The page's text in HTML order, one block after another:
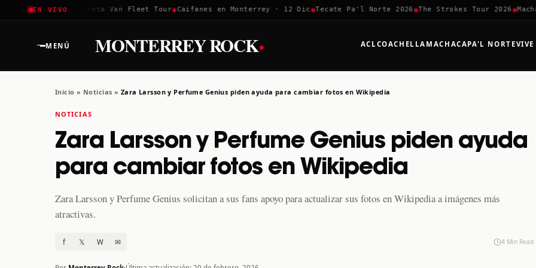
EN VIVO
Coachella 2026✱ Greta Van Fleet Tour✱Caifanes en Monterrey · 12 Dic ✱Tecate Pa'l Norte 2026✱The Strokes Tour 2026✱
MENÚ MONTERREY ROCK· ACLCOACHELLA MACHACAPA'L NORTE
Inicio » Noticias » Zara Larsson y Perfume Genius piden ayuda para cambiar fotos en Wikipedia
NOTICIAS
Zara Larsson y Perfume Genius piden ayuda
para cambiar fotos en Wikipedia
Zara Larsson y Perfume Genius solicitan a sus fans apoyo para actualizar sus fotos en Wikipedia a imágenes más
atractivas.
f 𝕏 W ✉ 4 Min Read